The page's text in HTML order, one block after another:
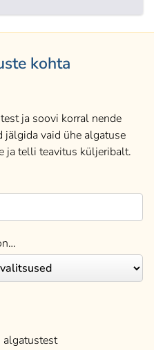
kohta
ja soovi korral nende
vaid ühe algatuse
ja telli teavitus küljeribalt.